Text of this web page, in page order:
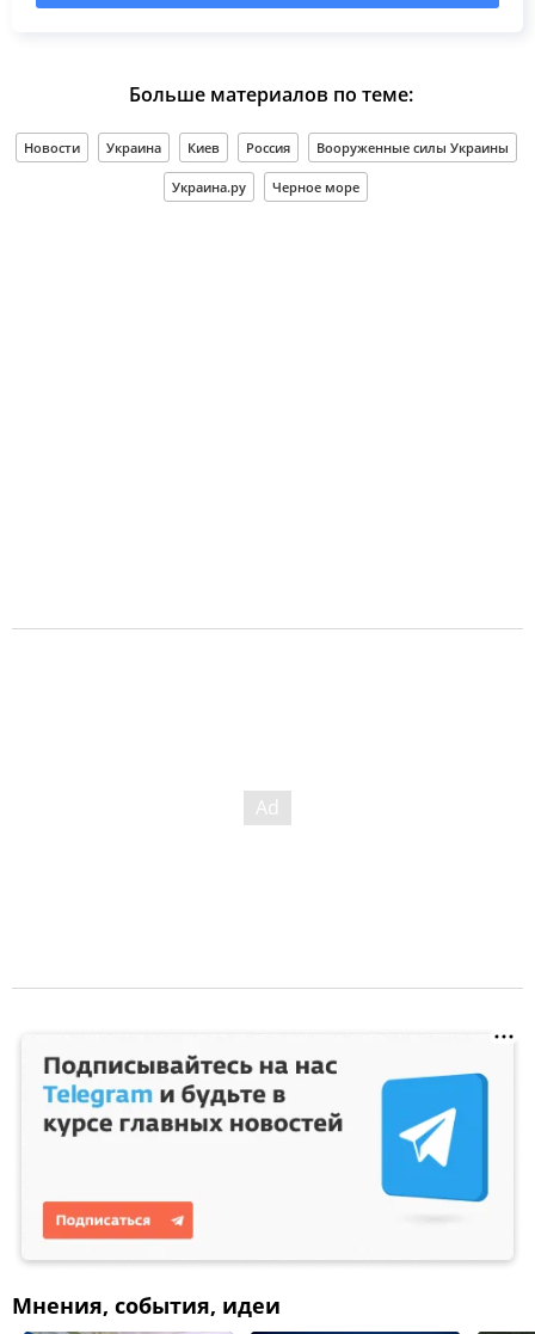
Больше материалов по теме:
Новости Украина Киев Россия Вооруженные силы Украины
Украина.ру Черное море
Мнения, события, идеи